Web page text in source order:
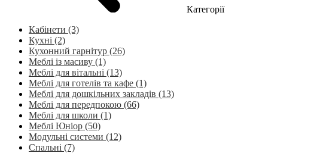
Категорії
Кабінети (3)
Кухні (2)
Кухонний гарнітур (26)
Меблі із масиву (1)
Меблі для вітальні (13)
Меблі для готелів та кафе (1)
Меблі для дошкільних закладів (13)
Меблі для передпокою (66)
Меблі для школи (1)
Меблі Юніор (50)
Модульні системи (12)
Спальні (7)